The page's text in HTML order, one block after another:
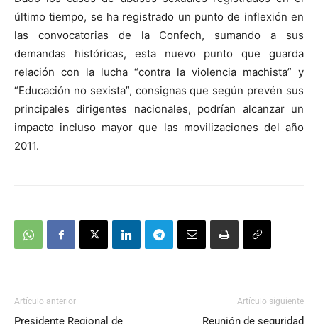
audio
último tiempo, se ha registrado un punto de inflexión en
las convocatorias de la Confech, sumando a sus
demandas históricas, esta nuevo punto que guarda
relación con la lucha “contra la violencia machista” y
“Educación no sexista”, consignas que según prevén sus
principales dirigentes nacionales, podrían alcanzar un
impacto incluso mayor que las movilizaciones del año
2011.
Artículo anterior
Presidente Regional de
Artículo siguiente
Reunión de seguridad